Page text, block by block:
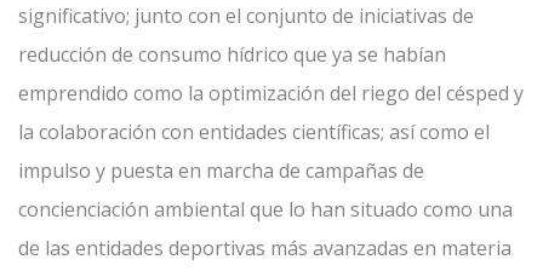
significativo; junto con el conjunto de iniciativas de
reducción de consumo hídrico que ya se habían
emprendido como la optimización del riego del césped y
la colaboración con entidades científicas; así como el
impulso y puesta en marcha de campañas de
concienciación ambiental que lo han situado como una
de las entidades deportivas más avanzadas en materia